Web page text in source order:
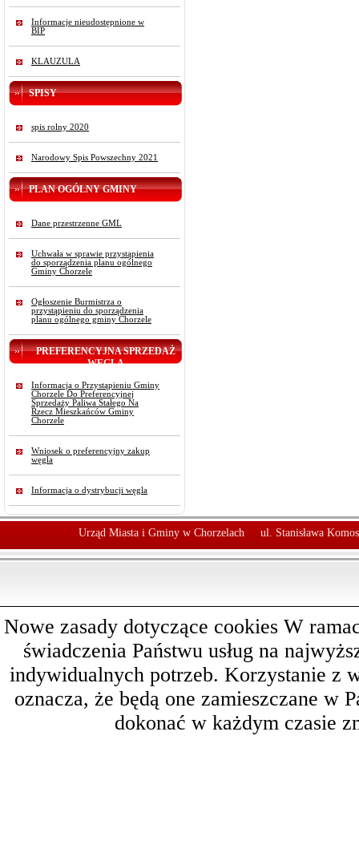
Informacje nieudostępnione w
BIP
KLAUZULA
SPISY
spis rolny 2020
Narodowy Spis Powszechny 2021
PLAN OGÓLNY GMINY
Dane przestrzenne GML
Uchwała w sprawie przystąpienia
do sporządzenia planu ogólnego
Gminy Chorzele
Ogłoszenie Burmistrza o
przystąpieniu do sporządzenia
planu ogólnego gminy Chorzele
PREFERENCYJNA SPRZEDAŻ
WĘGLA
Informacja o Przystąpieniu Gminy
Chorzele Do Preferencyjnej
Sprzedaży Paliwa Stałego Na
Rzecz Mieszkańców Gminy
Chorzele
Wniosek o preferencyjny zakup
węgla
Informacja o dystrybucji węgla
Urząd Miasta i Gminy w Chorzelach ul. Stanisława
Nowe zasady dotyczące cookies W
świadczenia Państwu usług na
indywidualnych potrzeb. Korzystanie z
oznacza, że będą one zamieszczane w
dokonać w każdym czasie